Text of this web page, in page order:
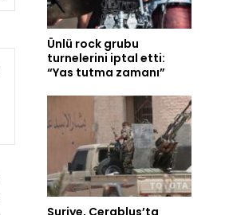
Ünlü rock grubu
turnelerini iptal etti:
“Yas tutma zamanı”
Suriye, Cerablus’ta